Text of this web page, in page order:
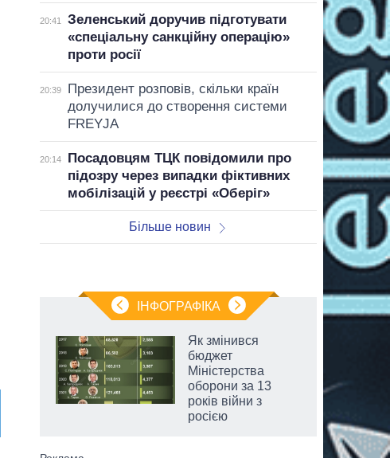
20:41
Зеленський доручив підготувати
«спеціальну санкційну операцію»
проти росії
20:39
Президент розповів, скільки країн
долучилися до створення системи
FREYJA
20:14
Посадовцям ТЦК повідомили про
підозру через випадки фіктивних
мобілізацій у реєстрі «Оберіг»
Більше новин
ІНФОГРАФІКА
Як змінився
бюджет
Міністерства
оборони за 13
років війни з
росією